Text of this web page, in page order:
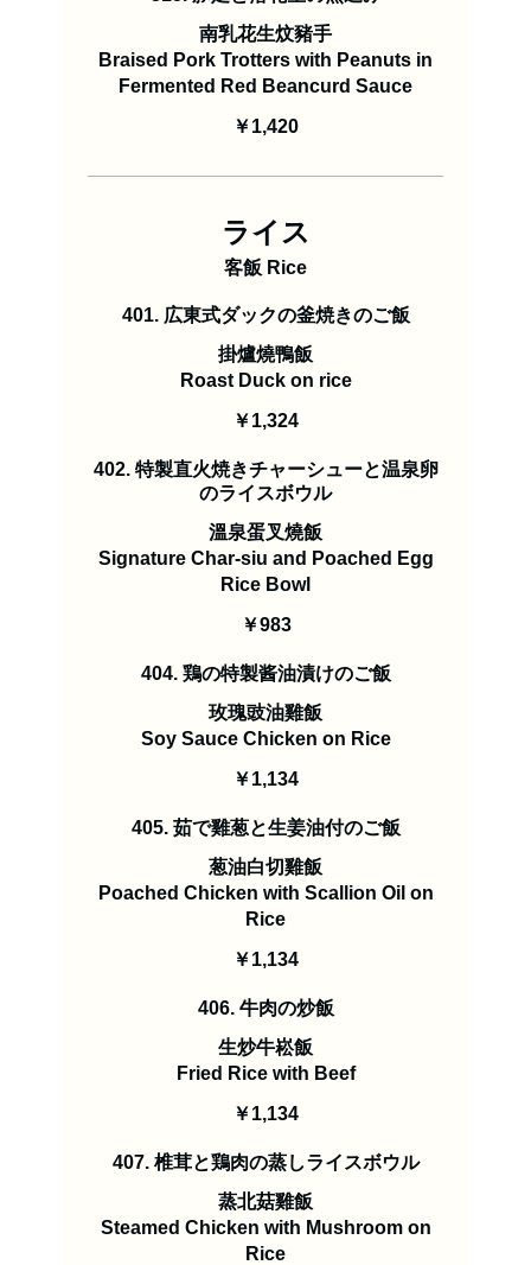
南乳花生炆豬手
Braised Pork Trotters with Peanuts in
Fermented Red Beancurd Sauce
￥1,420
ライス
客飯 Rice
401. 広東式ダックの釜焼きのご飯
掛爐燒鴨飯
Roast Duck on rice
￥1,324
402. 特製直火焼きチャーシューと温泉卵
のライスボウル
溫泉蛋叉燒飯
Signature Char-siu and Poached Egg
￥983
404. 鶏の特製酱油漬けのご飯
玫瑰豉油雞飯
Soy Sauce Chicken on Rice
￥1,134
405. 茹で雞葱と生姜油付のご飯
葱油白切雞飯
Poached Chicken with Scallion Oil on
Rice
￥1,134
406. 牛肉の炒飯
生炒牛崧飯
Fried Rice with Beef
￥1,134
407. 椎茸と鶏肉の蒸しライスボウル
蒸北菇雞飯
Steamed Chicken with Mushroom on
Rice